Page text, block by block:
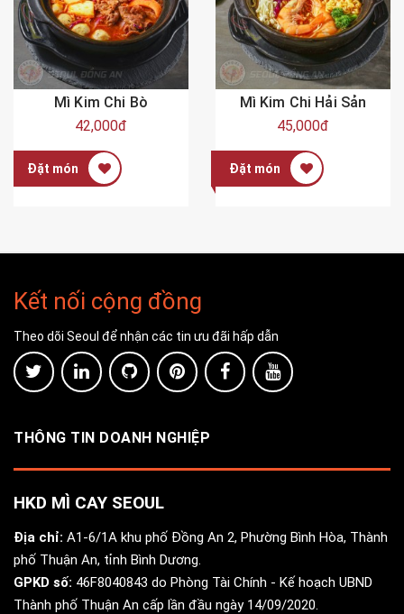
Mì Kim Chi Bò
42,000đ
Đặt món
Mì Kim Chi Hải Sản
45,000đ
Đặt món
Kết nối cộng đồng
Theo dõi Seoul để nhận các tin ưu đãi hấp dẫn
THÔNG TIN DOANH NGHIỆP
HKD MÌ CAY SEOUL
Địa chỉ: A1-6/1A khu phố Đồng An 2, Phường Bình Hòa, Thành
phố Thuận An, tỉnh Bình Dương.
GPKD số: 46F8040843 do Phòng Tài Chính - Kế hoạch UBND
Thành phố Thuận An cấp lần đầu ngày 14/09/2020.